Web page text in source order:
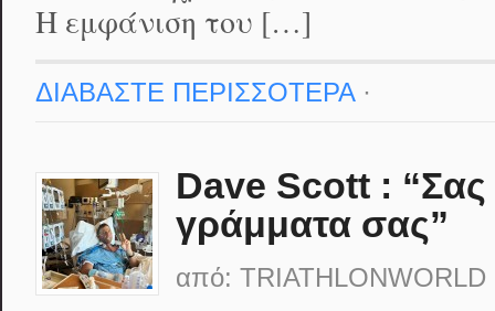
Η εμφάνιση του […]
ΔΙΑΒΑΣΤΕ ΠΕΡΙΣΣΟΤΕΡΑ·
Dave Scott : “Σας
γράμματα σας”
από: TRIATHLONWORLD